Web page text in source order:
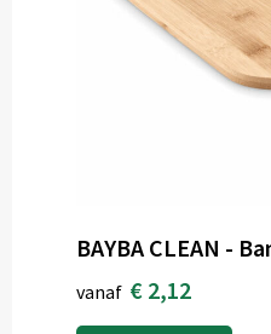
BAYBA CLEAN -
vanaf € 2,12